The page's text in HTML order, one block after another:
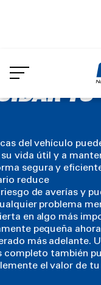
to
main
TU
del vehículo
vida útil y a
segura y
reduce
de averías y
problema
en algo más
pequeña
más adelante.
completo también
el valor de tu